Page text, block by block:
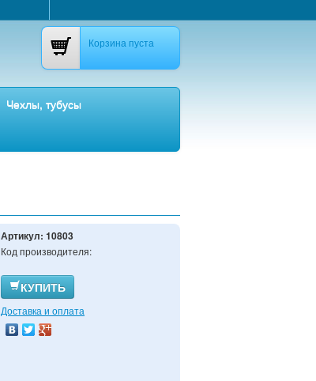
Корзина пуста
Чехлы, тубусы
Артикул: 10803
Код производителя:
КУПИТЬ
Доставка и оплата